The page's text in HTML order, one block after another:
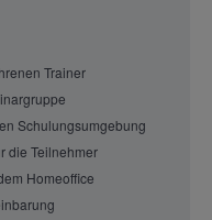
Trainer
Schulungsumgebung
die Teilnehmer
Homeoffice